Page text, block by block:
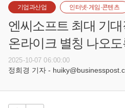
기업과산업 인터넷·게임·콘텐츠
엔씨소프트 최대 기
온라이크 별칭 나오도
2025-10-07 06:00:00
정희경 기자 -